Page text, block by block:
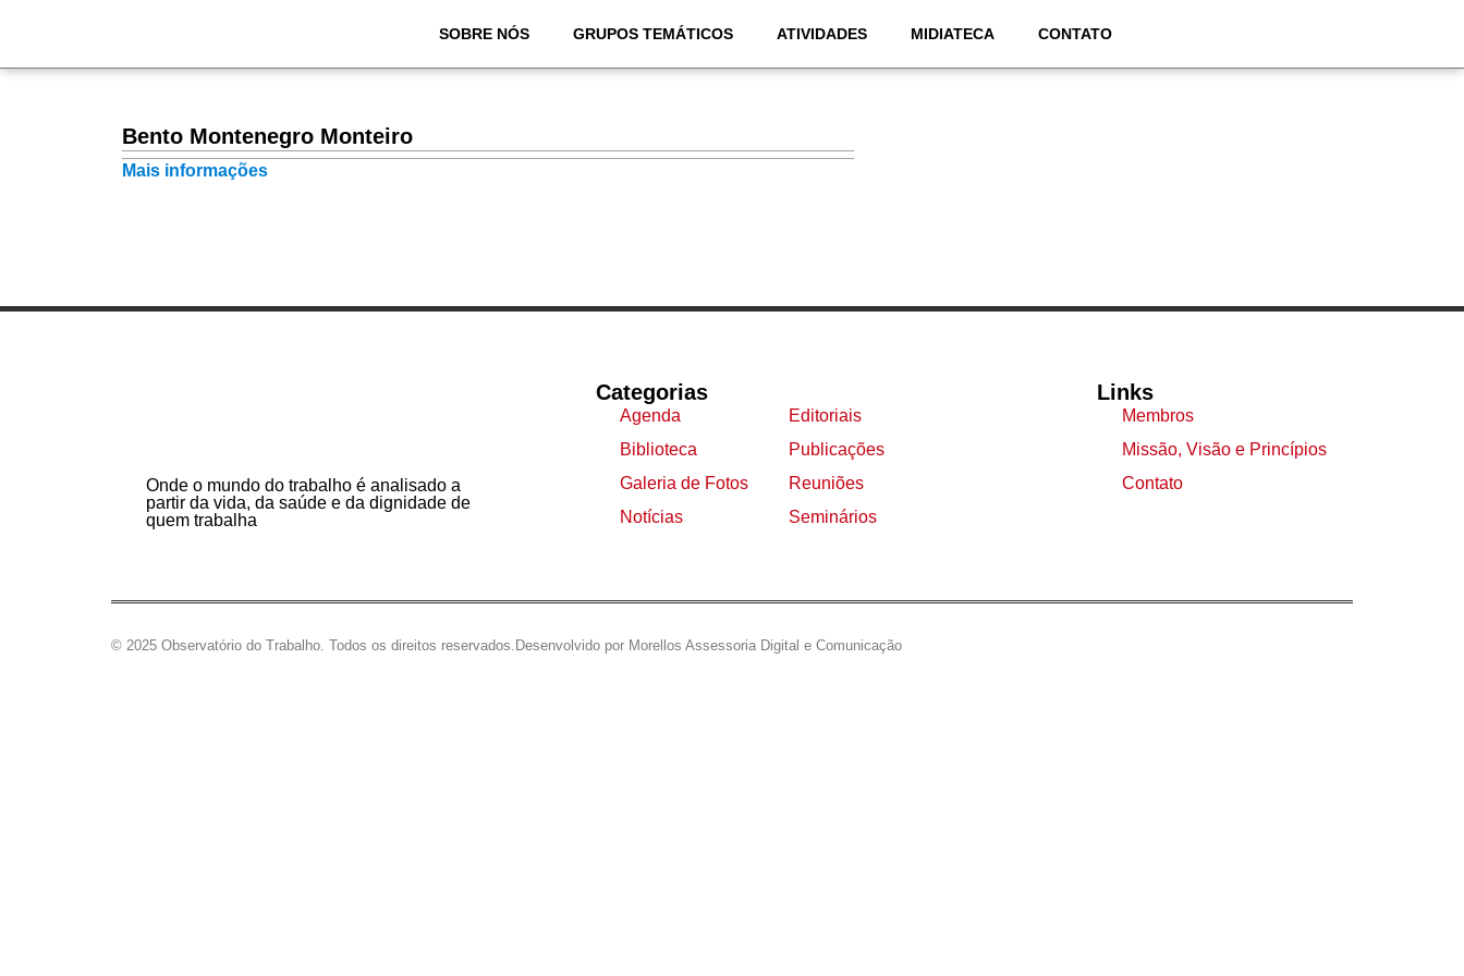
SOBRE NÓS GRUPOS TEMÁTICOS ATIVIDADES MIDIATECA CONTATO
Bento Montenegro Monteiro
Mais informações
Onde o mundo do trabalho é analisado a
partir da vida, da saúde e da dignidade de
quem trabalha
Categorias
Agenda
Biblioteca
Galeria de Fotos
Notícias
Editoriais
Publicações
Reuniões
Seminários
Links
Membros
Missão, Visão e Princípios
Contato
© 2025 Observatório do Trabalho. Todos os direitos reservados. Desenvolvido por Morellos Assessoria Digital e Comunicação